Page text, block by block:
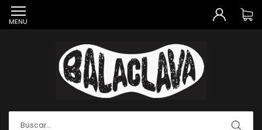
MENU